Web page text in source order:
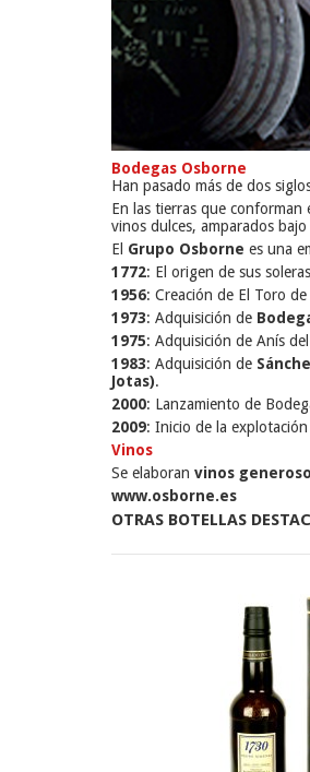
Bodegas Osborne
Han pasado más de dos
En las tierras que conforman
vinos dulces, amparados bajo
El Grupo Osborne es una
1772: El origen de sus
1956: Creación de El Toro
1973: Adquisición de
1975: Adquisición de Anís
1983: Adquisición de
Jotas).
2000: Lanzamiento de
2009: Inicio de la
Vinos
Se elaboran vinos
www.osborne.es
OTRAS BOTELLAS